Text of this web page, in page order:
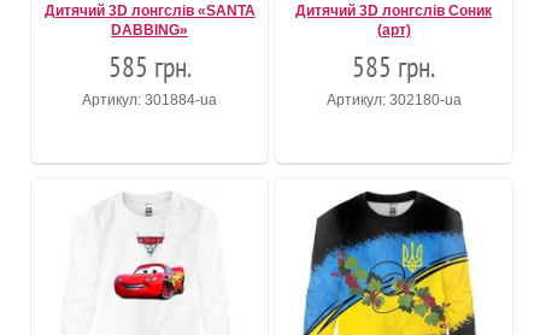
Дитячий 3D лонгслів «SANTA
DABBING»
585 грн.
Артикул: 301884-ua
Дитячий 3D лонгслів Соник
(арт)
585 грн.
Артикул: 302180-ua